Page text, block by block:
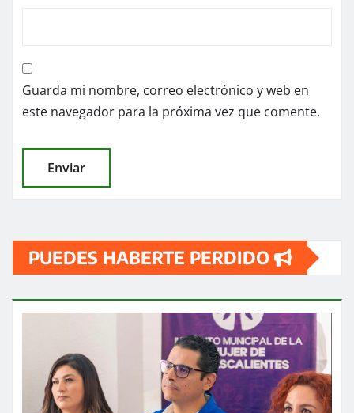
Guarda mi nombre, correo electrónico y web en
este navegador para la próxima vez que comente.
PUEDES HABERTE PERDIDO